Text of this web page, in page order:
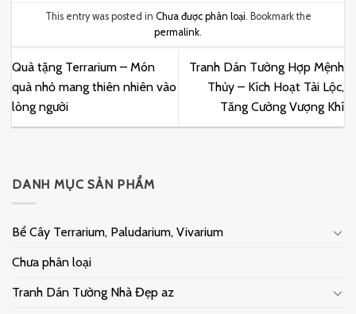
This entry was posted in Chưa được phân loại. Bookmark the
permalink.
Quà tặng Terrarium – Món
quà nhỏ mang thiên nhiên vào
lòng người
Tranh Dán Tường Hợp Mệnh
Thủy – Kích Hoạt Tài Lộc,
Tăng Cường Vượng Khí
DANH MỤC SẢN PHẨM
Bể Cây Terrarium, Paludarium, Vivarium
Chưa phân loại
Tranh Dán Tường Nhà Đẹp az